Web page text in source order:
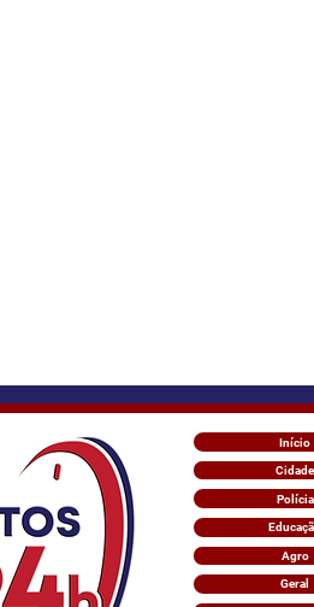
Início
Cidade
Polícia
Agro
Geral